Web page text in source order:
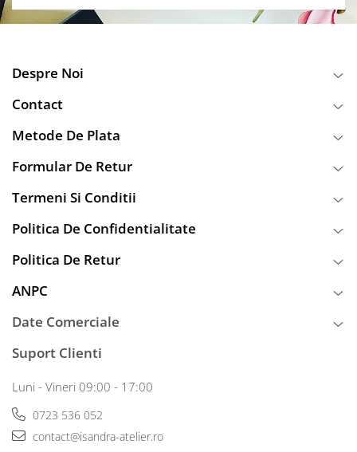
Despre Noi
Contact
Metode De Plata
Formular De Retur
Termeni Si Conditii
Politica De Confidentialitate
Politica De Retur
ANPC
Date Comerciale
Suport Clienti
Luni - Vineri 09:00 - 17:00
0723 536 052
contact@isandra-atelier.ro